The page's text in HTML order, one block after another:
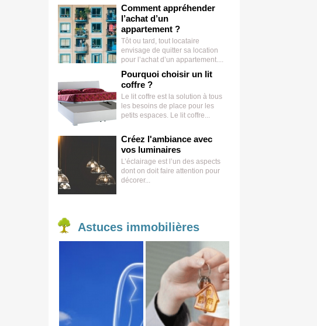
Comment appréhender
l’achat d’un
appartement ?
Tôt ou tard, tout locataire
envisage de quitter sa location
pour l’achat d’un appartement....
Pourquoi choisir un lit
coffre ?
Le lit coffre est la solution à tous
les besoins de place pour les
petits espaces. Le lit coffre...
Créez l'ambiance avec
vos luminaires
L’éclairage est l’un des aspects
dont on doit faire attention pour
décorer...
Astuces immobilières